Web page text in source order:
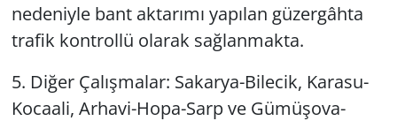
nedeniyle bant aktarımı yapılan güzergâhta
trafik kontrollü olarak sağlanmakta.
5. Diğer Çalışmalar: Sakarya-Bilecik, Karasu-
Kocaali, Arhavi-Hopa-Sarp ve Gümüşova-